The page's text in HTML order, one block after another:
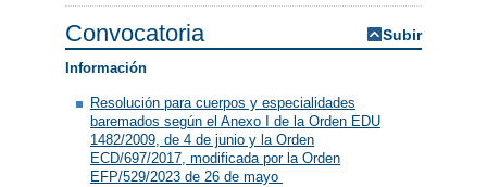
Convocatoria Subir
Información
Resolución para cuerpos y especialidades
baremados según el Anexo I de la Orden EDU
1482/2009, de 4 de junio y la Orden
ECD/697/2017, modificada por la Orden
EFP/529/2023 de 26 de mayo